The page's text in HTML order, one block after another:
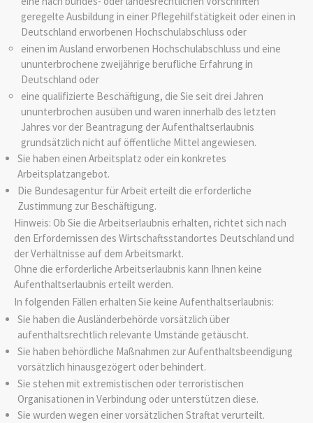
geregelte Ausbildung in einer Pflegehilfstätigkeit oder einen in
Deutschland erworbenen Hochschulabschluss oder
einen im Ausland erworbenen Hochschulabschluss und eine
ununterbrochene zweijährige berufliche Erfahrung in
Deutschland oder
eine qualifizierte Beschäftigung, die Sie seit drei Jahren
ununterbrochen ausüben und waren innerhalb des letzten
Jahres vor der Beantragung der Aufenthaltserlaubnis
grundsätzlich nicht auf öffentliche Mittel angewiesen.
Sie haben einen Arbeitsplatz oder ein konkretes
Arbeitsplatzangebot.
Die Bundesagentur für Arbeit erteilt die erforderliche
Zustimmung zur Beschäftigung.
Hinweis: Ob Sie die Arbeitserlaubnis erhalten, richtet sich nach
den Erfordernissen des Wirtschaftsstandortes Deutschland und
der Verhältnisse auf dem Arbeitsmarkt.
Ohne die erforderliche Arbeitserlaubnis kann Ihnen keine
Aufenthaltserlaubnis erteilt werden.
In folgenden Fällen erhalten Sie keine Aufenthaltserlaubnis:
Sie haben die Ausländerbehörde vorsätzlich über
aufenthaltsrechtlich relevante Umstände getäuscht.
Sie haben behördliche Maßnahmen zur Aufenthaltsbeendigung
vorsätzlich hinausgezögert oder behindert.
Sie stehen mit extremistischen oder terroristischen
Organisationen in Verbindung oder unterstützen diese.
Sie wurden wegen einer vorsätzlichen Straftat verurteilt.